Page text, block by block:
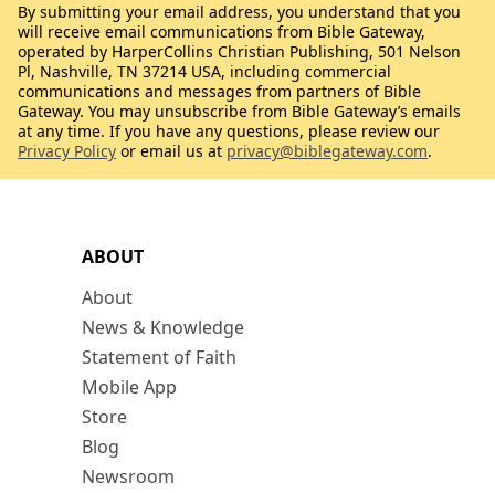
ABOUT
About
News & Knowledge
Statement of Faith
Mobile App
Store
Blog
Newsroom
By submitting your email address, you understand that you
will receive email communications from Bible Gateway,
operated by HarperCollins Christian Publishing, 501 Nelson
Pl, Nashville, TN 37214 USA, including commercial
communications and messages from partners of Bible
Gateway. You may unsubscribe from Bible Gateway’s emails
at any time. If you have any questions, please review our
Privacy Policy or email us at privacy@biblegateway.com.